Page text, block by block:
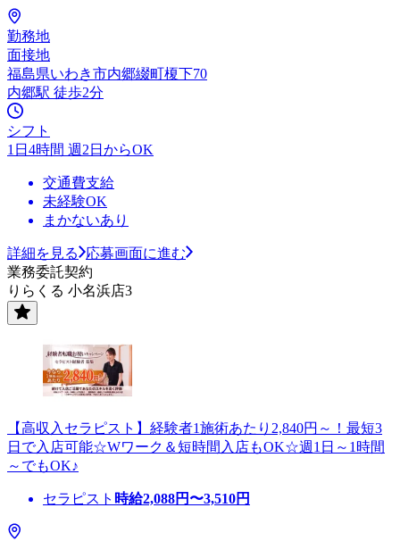
勤務地
面接地
福島県いわき市内郷綴町榎下70
内郷駅 徒歩2分
シフト
1日4時間 週2日からOK
交通費支給
未経験OK
まかないあり
詳細を見る
応募画面に進む
業務委託契約
りらくる 小名浜店3
【高収入セラピスト】経験者1施術あたり2,840円～！最短3
日で入店可能☆Wワーク＆短時間入店もOK☆週1日～1時間
～でもOK♪
セラピスト 時給2,088円〜3,510円